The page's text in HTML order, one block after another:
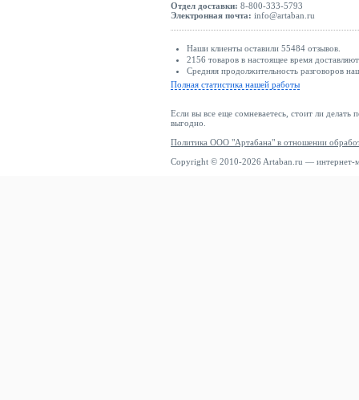
Отдел доставки: 8-800-333-5793
Электронная почта: info@artaban.ru
Наши клиенты оставили 55484 отзывов.
2156 товаров в настоящее время
Средняя продолжительность разговоров
Полная статистика нашей работы
Если вы все еще сомневаетесь, стоит ли делать
выгодно.
Политика ООО "Артабана" в отношении
Copyright © 2010-2026 Artaban.ru — интернет-